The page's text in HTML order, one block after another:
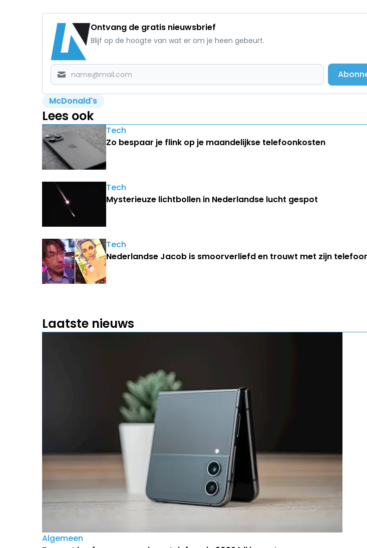
Ontvang de gratis nieuwsbrief
Blijf op de hoogte van wat er om je heen gebeurt.
McDonald's
Lees ook
Tech
Zo bespaar je flink op je maandelijkse telefoonkosten
Tech
Mysterieuze lichtbollen in Nederlandse lucht gespot
Tech
Nederlandse Jacob is smoorverliefd en trouwt met zijn
Laatste nieuws
Algemeen